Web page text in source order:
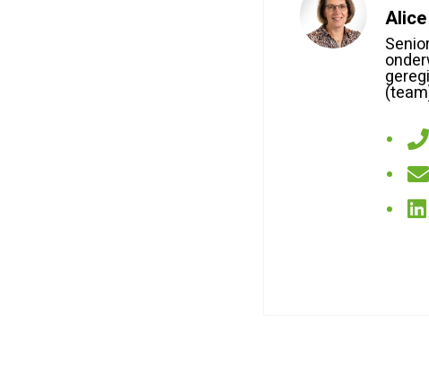
Bel
met
een